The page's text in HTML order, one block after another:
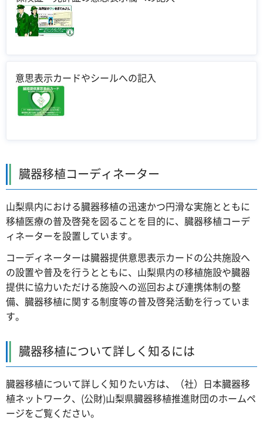
意思表示カードやシールへの記入
臓器移植コーディネーター
山梨県内における臓器移植の迅速かつ円滑な実施とともに
移植医療の普及啓発を図ることを目的に、臓器移植コーデ
ィネーターを設置しています。
コーディネーターは臓器提供意思表示カードの公共施設へ
の設置や普及を行うとともに、山梨県内の移植施設や臓器
提供に協力いただける施設への巡回および連携体制の整
備、臓器移植に関する制度等の普及啓発活動を行っていま
す。
臓器移植について詳しく知るには
臓器移植について詳しく知りたい方は、（社）日本臓器移
植ネットワーク、(公財)山梨県臓器移植推進財団のホームペ
ージをご覧ください。